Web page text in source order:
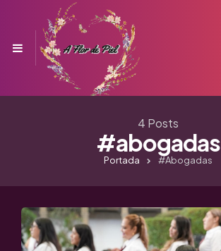
Menu
4 Posts
#abogadas
Portada #abogadas